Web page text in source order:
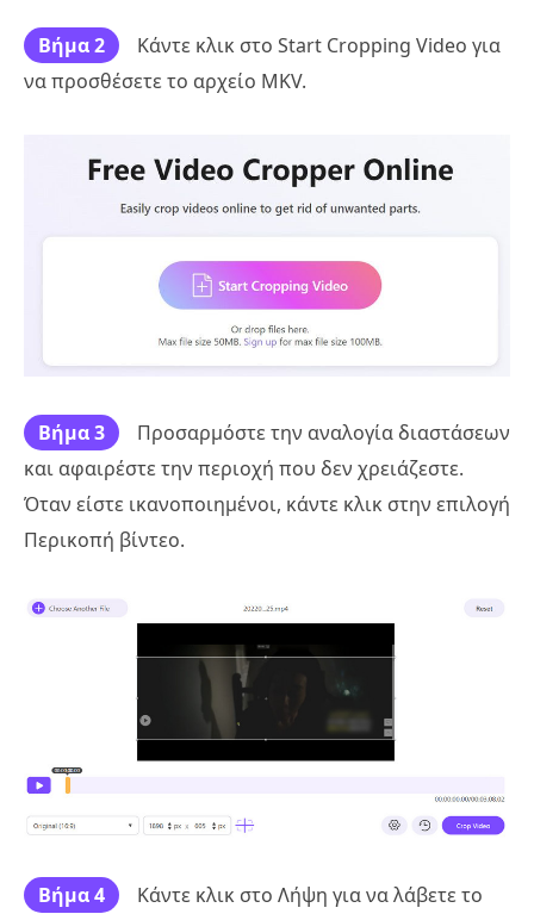
Βήμα 2
Κάντε κλικ στο Start Cropping Video για
να προσθέσετε το αρχείο MKV.
Βήμα 3
Προσαρμόστε την αναλογία διαστάσεων
και αφαιρέστε την περιοχή που δεν χρειάζεστε.
Όταν είστε ικανοποιημένοι, κάντε κλικ στην επιλογή
Περικοπή βίντεο.
Βήμα 4
Κάντε κλικ στο Λήψη για να λάβετε το